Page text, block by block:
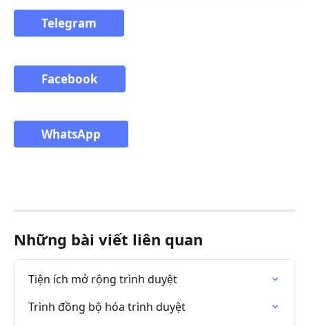
Telegram
Facebook
WhatsApp
Những bài viết liên quan
Tiện ích mở rộng trình duyệt
Trình đồng bộ hóa trình duyệt